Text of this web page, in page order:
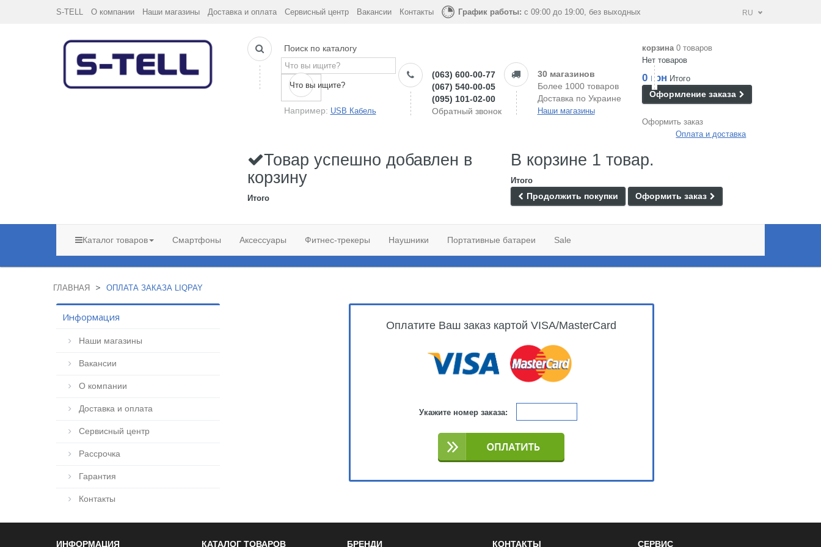
S-TELL О компании Наши магазины Доставка и оплата Сервисный центр Вакансии Контакты График работы: с 09:00 до 19:00, без выходных RU
Поиск по каталогу
Что вы ищите?
Например: USB Кабель
(063) 600-00-77
(067) 540-00-05
(095) 101-02-00
Обратный звонок
30 магазинов
Более 1000 товаров
Доставка по Украине
Наши магазины
корзина 0 товаров
Нет товаров
0 грн Итого
Оформление заказа
Оформить заказ
Оплата и доставка
Товар успешно добавлен в
корзину
Итого
В корзине 1 товар.
Итого
Продолжить покупки Оформить заказ
Каталог товаров Смартфоны Аксессуары Фитнес-трекеры Наушники Портативные батареи Sale
ГЛАВНАЯ > ОПЛАТА ЗАКАЗА LIQPAY
Информация
Наши магазины
Вакансии
О компании
Доставка и оплата
Сервисный центр
Рассрочка
Гарантия
Контакты
Оплатите Ваш заказ картой VISA/MasterCard
Укажите номер заказа:
ИНФОРМАЦИЯ КАТАЛОГ ТОВАРОВ БРЕНДИ КОНТАКТЫ СЕРВИС